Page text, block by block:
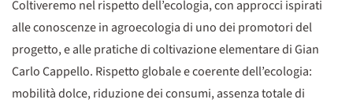
Coltiveremo nel rispetto dell’ecologia, con approcci ispirati
alle conoscenze in agroecologia di uno dei promotori del
progetto, e alle pratiche di coltivazione elementare di Gian
Carlo Cappello. Rispetto globale e coerente dell’ecologia:
mobilità dolce, riduzione dei consumi, assenza totale di